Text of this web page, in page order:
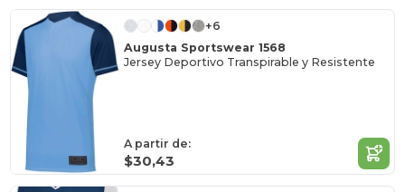
+6
Augusta Sportswear 1568
Jersey Deportivo Transpirable y Resistente
A partir de:
$30,43